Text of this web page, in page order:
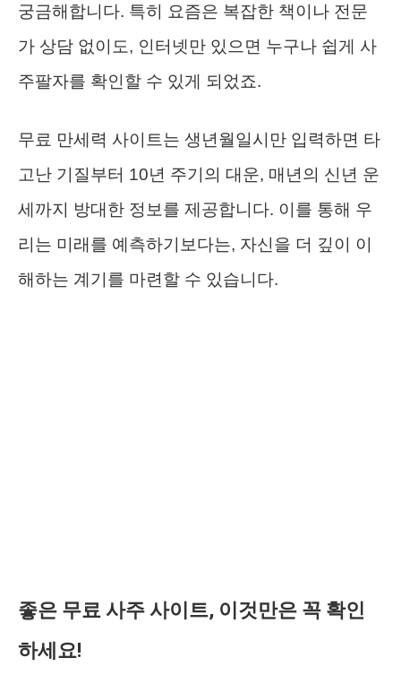
궁금해합니다. 특히 요즘은 복잡한 책이나 전문
가 상담 없이도, 인터넷만 있으면 누구나 쉽게 사
주팔자를 확인할 수 있게 되었죠.
무료 만세력 사이트는 생년월일시만 입력하면 타
고난 기질부터 10년 주기의 대운, 매년의 신년 운
세까지 방대한 정보를 제공합니다. 이를 통해 우
리는 미래를 예측하기보다는, 자신을 더 깊이 이
해하는 계기를 마련할 수 있습니다.
좋은 무료 사주 사이트, 이것만은 꼭 확인
하세요!